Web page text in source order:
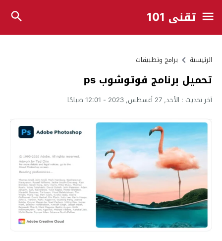
تقني 101
الرئيسية برامج وتطبيقات
تحميل برنامج فوتوشوب ps
آخر تحديث : الأحد, 27 أغسطس, 2023 - 12:01 صباحًا